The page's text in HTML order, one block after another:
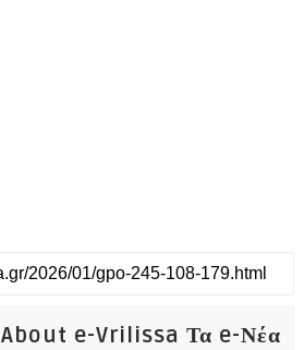
About e-Vrilissa Τα e-Νέα